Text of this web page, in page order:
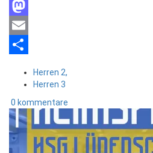
Facebook
Mastodon
Email
Herren 2,
Herren 3
0 kommentare